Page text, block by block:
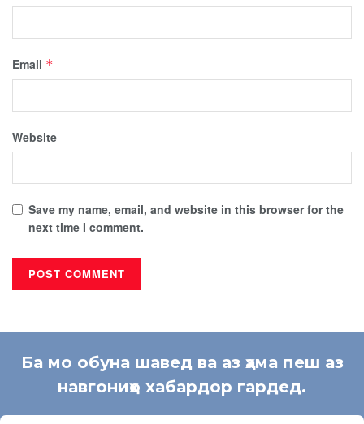
Email *
Website
Save my name, email, and website in this browser for the
next time I comment.
Ба мо обуна шавед ва аз ҳама пеш аз
навгониҳо хабардор гардед.